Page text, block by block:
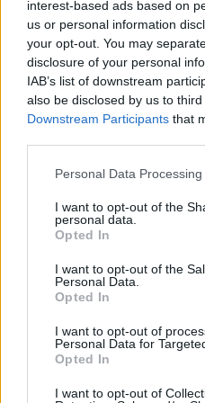
interest-based ads based on
us or personal information
your opt-out. You may
disclosure of your personal
IAB’s list of downstream
also be disclosed by us to
Downstream Participants that
Personal Data
I want to opt-out of the
personal data.
Opted In
I want to opt-out of the
Personal Data.
Opted In
I want to opt-out of
Personal Data for
Opted In
I want to opt-out of
@musicapuntocom